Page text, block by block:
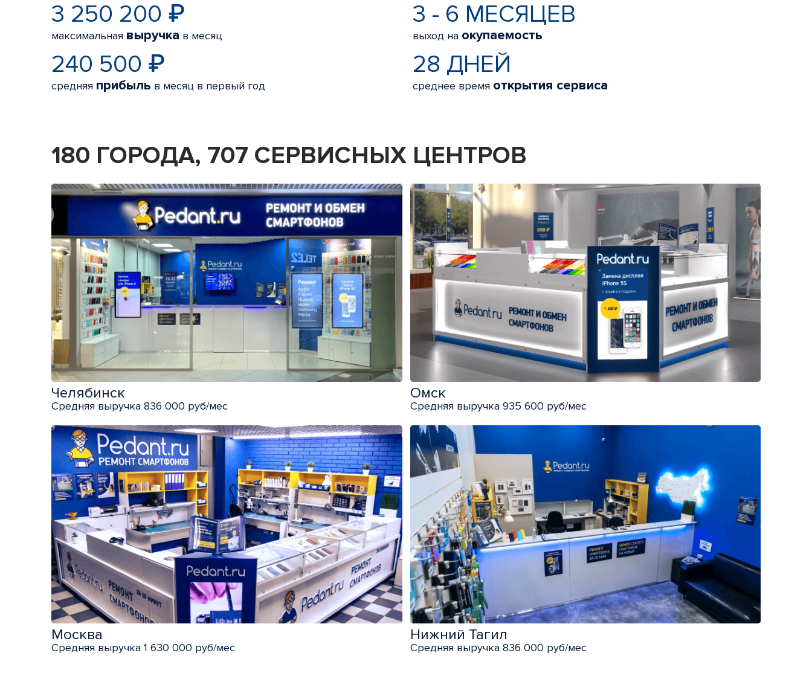
3 250 200 ₽
максимальная выручка в месяц
3 - 6 МЕСЯЦЕВ
выход на окупаемость
240 500 ₽
средняя прибыль в месяц в первый год
28 ДНЕЙ
среднее время открытия сервиса
180 ГОРОДА, 707 СЕРВИСНЫХ ЦЕНТРОВ
Челябинск
Средняя выручка 836 000 руб/мес
Омск
Средняя выручка 935 600 руб/мес
Москва
Средняя выручка 1 630 000 руб/мес
Нижний Тагил
Средняя выручка 836 000 руб/мес